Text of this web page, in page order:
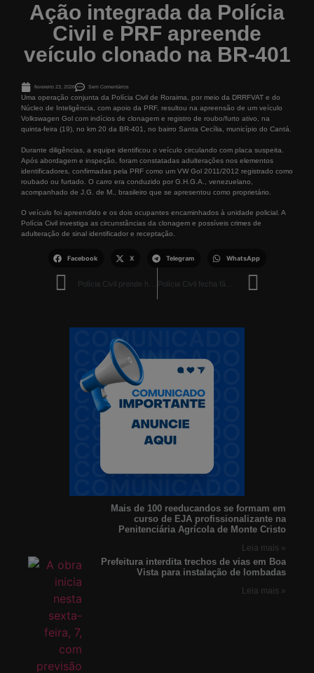
Ação integrada da Polícia
Civil e PRF apreende
veículo clonado na BR-401
fevereiro 23, 2026 Sem Comentários
Uma operação conjunta da Polícia Civil de Roraima, por meio da DRRFVAT e do
Núcleo de Inteligência, com apoio da PRF, resultou na apreensão de um veículo
Volkswagen Gol com indícios de clonagem e registro de roubo/furto ativo, na
quinta-feira (19), no km 20 da BR-401, no bairro Santa Cecília, município do Cantá.
Durante diligências, a equipe identificou o veículo circulando com placa suspeita.
Após abordagem e inspeção, foram constatadas adulterações nos elementos
identificadores, confirmadas pela PRF como um VW Gol 2011/2012 registrado como
roubado ou furtado. O carro era conduzido por G.H.G.A., venezuelano,
acompanhado de J.G. de M., brasileiro que se apresentou como proprietário.
O veículo foi apreendido e os dois ocupantes encaminhados à unidade policial. A
Polícia Civil investiga as circunstâncias da clonagem e possíveis crimes de
adulteração de sinal identificador e receptação.
Facebook X Telegram WhatsApp
Mais de 100 reeducandos se formam em
curso de EJA profissionalizante na
Penitenciária Agrícola de Monte Cristo
Leia mais »
Prefeitura interdita trechos de vias em Boa
Vista para instalação de lombadas
Leia mais »